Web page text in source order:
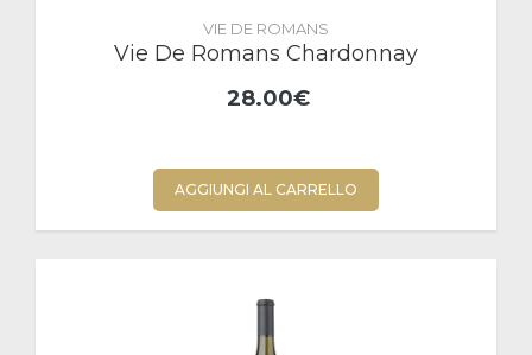
VIE DE ROMANS
Vie De Romans Chardonnay
28.00€
AGGIUNGI AL CARRELLO